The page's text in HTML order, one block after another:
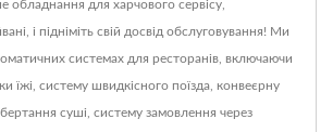
обладнання для харчового сервісу,
і підніміть свій досвід обслуговування! Ми
системах для ресторанів, включаючи
їжі, систему швидкісного поїзда, конвеєрну
суші, систему замовлення через